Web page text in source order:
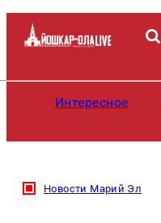
Интересное
Новости Марий Эл